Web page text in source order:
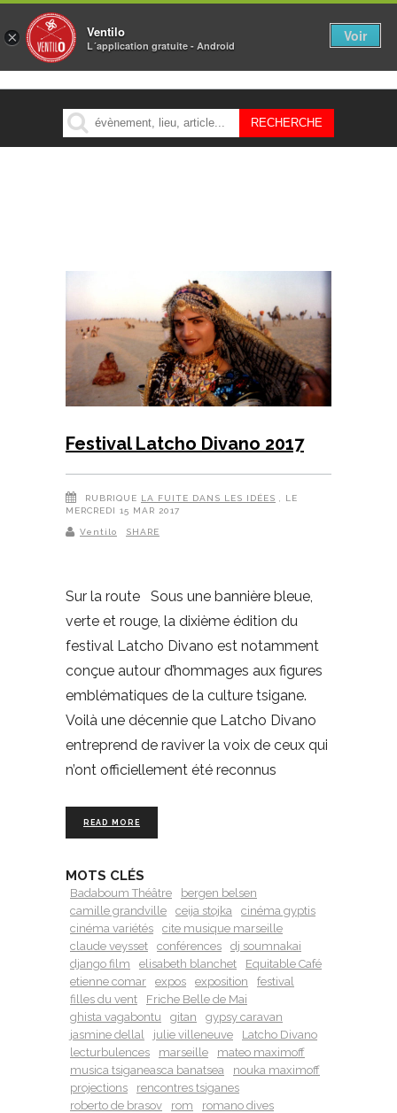
MENU
Festival Latcho Divano 2017
RUBRIQUE LA FUITE DANS LES IDÉES
, LE
MERCREDI 15 MAR 2017
Ventilo SHARE
Sur la route Sous une bannière bleue,
verte et rouge, la dixième édition du
festival Latcho Divano est notamment
conçue autour d’hommages aux figures
emblématiques de la culture tsigane.
Voilà une décennie que Latcho Divano
entreprend de raviver la voix de ceux qui
n’ont officiellement été reconnus
READ MORE
MOTS CLÉS
Badaboum Théâtre
bergen belsen
camille grandville
ceija stojka
cinéma gyptis
cinéma variétés
cite musique marseille
claude veysset
conférences
dj soumnakai
django film
elisabeth blanchet
Equitable Café
etienne comar
expos exposition
festival
filles du vent
Friche Belle de Mai
ghista vagabontu
gitan
gypsy caravan
jasmine dellal
julie villeneuve
Latcho Divano
lecturbulences
marseille
mateo maximoff
musica tsiganeasca banatsea
nouka maximoff
projections
rencontres tsiganes
roberto de brasov
rom
romano dives
× Ventilo
L´application gratuite - Android
Voir